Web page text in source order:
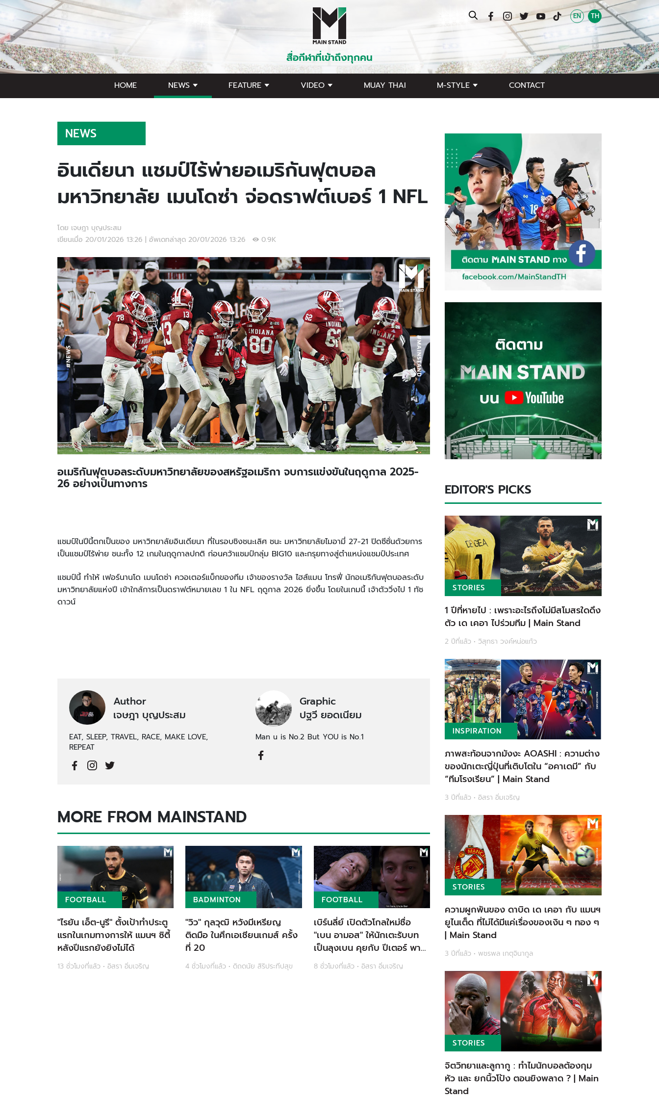
สื่อกีฬาที่เข้าถึงทุกคน
EN TH
HOME NEWS FEATURE VIDEO MUAY THAI M-STYLE CONTACT
NEWS
อินเดียนา แชมป์ไร้พ่ายอเมริกันฟุตบอล
มหาวิทยาลัย เมนโดซ่า จ่อดราฟต์เบอร์ 1 NFL
โดย เจษฎา บุญประสม
เขียนเมื่อ 20/01/2026 13:26 | อัพเดทล่าสุด 20/01/2026 13:26
0.9K
อเมริกันฟุตบอลระดับมหาวิทยาลัยของสหรัฐอเมริกา จบการแข่งขันในฤดูกาล 2025-
26 อย่างเป็นทางการ
แชมป์ในปีนี้ตกเป็นของ มหาวิทยาลัยอินเดียนา ที่ในรอบชิงชนะเลิศ ชนะ มหาวิทยาลัยไมอามี่ 27-21 ปิดซีซั่นด้วยการ
เป็นแชมป์ไร้พ่าย ชนะทั้ง 12 เกมในฤดูกาลปกติ ก่อนคว้าแชมป์กลุ่ม BIG10 และกรุยทางสู่ตำแหน่งแชมป์ประเทศ
แชมป์นี้ ทำให้ เฟอร์นานโด เมนโดซ่า ควอเตอร์แบ็กของทีม เจ้าของรางวัล ไฮส์แมน โทรฟี่ นักอเมริกันฟุตบอลระดับ
มหาวิทยาลัยแห่งปี เข้าใกล้การเป็นดราฟต์หมายเลข 1 ใน NFL ฤดูกาล 2026 ยิ่งขึ้น โดยในเกมนี้ เจ้าตัววิ่งไป 1 ทัช
ดาวน์
Author
เจษฎา บุญประสม
EAT, SLEEP, TRAVEL, RACE, MAKE LOVE,
REPEAT
Graphic
ปฐวี ยอดเนียม
Man u is No.2 But YOU is No.1
MORE FROM MAINSTAND
FOOTBALL
"ไรยัน เอ็ต-นูรี" ตั้งเป้าทำประตู
แรกในเกมทางการให้ แมนฯ ซิตี้
หลังปีแรกยังยิงไม่ได้
13 ชั่วโมงที่แล้ว • อิสรา อิ่มเจริญ
BADMINTON
"วิว" กุลวุฒิ หวังมีเหรียญ
ติดมือ ในศึกเอเชียนเกมส์ ครั้ง
ที่ 20
4 ชั่วโมงที่แล้ว • ดิถดนัย สิริประทีปสุข
FOOTBALL
เบิร์นลี่ย์ เปิดตัวโกลใหม่ชื่อ
"เบน อามอส" ให้นักเตะรับบท
เป็นลุงเบน คุยกับ ปีเตอร์ พาร์
กเกอร์ ในหนัง Spider-Man
8 ชั่วโมงที่แล้ว • อิสรา อิ่มเจริญ
EDITOR'S PICKS
STORIES
1 ปีที่หายไป : เพราะอะไรถึงไม่มีสโมสรใดดึง
ตัว เด เคอา ไปร่วมทีม | Main Stand
2 ปีที่แล้ว • วิสุทธา วงค์หน่อแก้ว
INSPIRATION
ภาพสะท้อนจากมังงะ AOASHI : ความต่าง
ของนักเตะญี่ปุ่นที่เติบโตใน “อคาเดมี” กับ
“ทีมโรงเรียน” | Main Stand
3 ปีที่แล้ว • อิสรา อิ่มเจริญ
STORIES
ความผูกพันของ ดาบิด เด เคอา กับ แมนฯ
ยูไนเต็ด ที่ไม่ได้มีแค่เรื่องของเงิน ๆ ทอง ๆ
| Main Stand
3 ปีที่แล้ว • พชรพล เกตุจินากูล
STORIES
จิตวิทยาและลูกากู : ทำไมนักบอลต้องกุม
หัว และ ยกนิ้วโป้ง ตอนยิงพลาด ? | Main
Stand